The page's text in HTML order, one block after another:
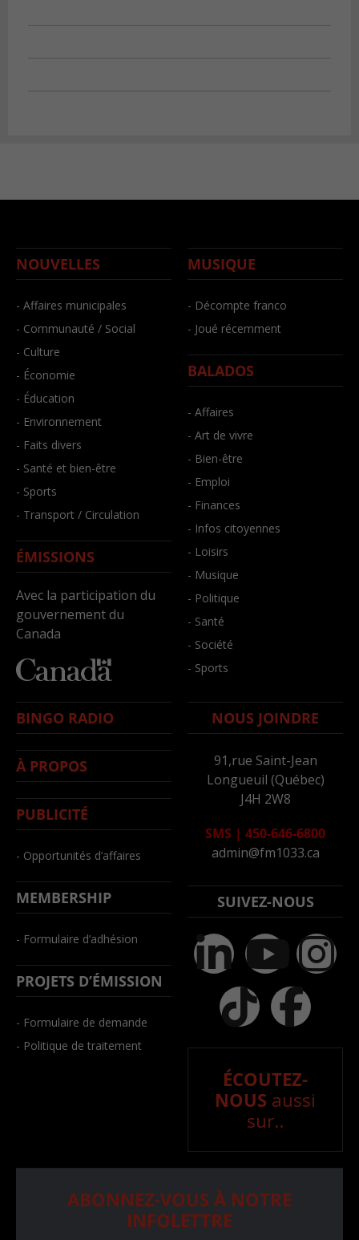
NOUVELLES
- Affaires municipales
- Communauté / Social
- Culture
- Économie
- Éducation
- Environnement
- Faits divers
- Santé et bien-être
- Sports
- Transport / Circulation
ÉMISSIONS
Avec la participation du
gouvernement du
Canada
MUSIQUE
- Décompte franco
- Joué récemment
BALADOS
- Affaires
- Art de vivre
- Bien-être
- Emploi
- Finances
- Infos citoyennes
- Loisirs
- Musique
- Politique
- Santé
- Société
- Sports
BINGO RADIO
À PROPOS
PUBLICITÉ
- Opportunités d’affaires
MEMBERSHIP
- Formulaire d’adhésion
PROJETS D’ÉMISSION
- Formulaire de demande
- Politique de traitement
NOUS JOINDRE
91,rue Saint-Jean
Longueuil (Québec)
J4H 2W8
SMS | 450-646-6800
admin@fm1033.ca
SUIVEZ-NOUS
ÉCOUTEZ-
NOUS aussi
sur..
ABONNEZ-VOUS À NOTRE
INFOLETTRE